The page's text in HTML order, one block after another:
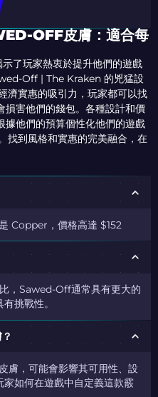
OFF皮膚：適合每
了玩家熱衷於提升他們的遊戲
Off | The Kraken 的兇猛設
實惠的吸引力，玩家都可以找
損害他們的錢包。各種設計和價
據他們的預算個性化他們的遊戲
找到風格和實惠的完美融合，在
Copper，價格高達 $152
，Sawed-Off通常具有更大的
挑戰性。
膚，可能會影響其可用性、設
如何在遊戲中自定義這款霰